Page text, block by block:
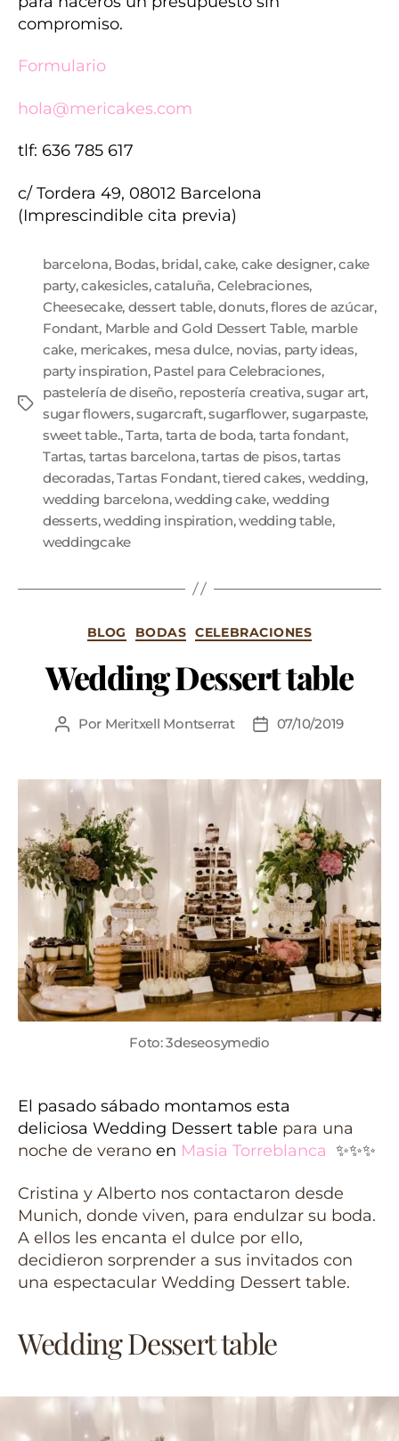
compromiso.
Formulario
hola@mericakes.com
tlf: 636 785 617
c/ Tordera 49, 08012 Barcelona
(Imprescindible cita previa)
barcelona, Bodas, bridal,cake, cake designer,cake
party,cakesicles,cataluña, Celebraciones,
Cheesecake, dessert table,donuts,flores de azúcar,
Fondant, Marble and Gold Dessert Table, marble
cake, mericakes, mesa dulce, novias, party ideas,
party inspiration, Pastel para Celebraciones,
pastelería de diseño, repostería creativa,sugar art,
sugar flowers,sugarcraft,sugarflower, sugarpaste,
sweet table.,Tarta, tarta de boda, tarta fondant,
Tartas, tartas barcelona,tartas de pisos,tartas
decoradas,Tartas Fondant,tiered cakes, wedding,
wedding barcelona,wedding cake, wedding
desserts,wedding inspiration,wedding table,
weddingcake
BLOG BODAS CELEBRACIONES
Wedding Dessert table
Por Meritxell Montserrat 07/10/2019
Foto: 3deseosymedio
El pasado sábado montamos esta
deliciosa Wedding Dessert table para una
noche de verano en Masia Torreblanca ✨✨✨
Cristina y Alberto nos contactaron desde
Munich, donde viven, para endulzar su boda.
A ellos les encanta el dulce por ello,
decidieron sorprender a sus invitados con
una espectacular Wedding Dessert table.
Wedding Dessert table